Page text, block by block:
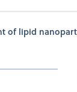
of lipid